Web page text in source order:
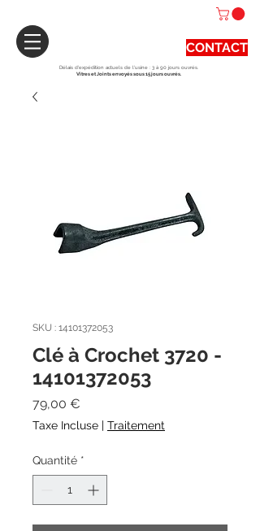
CONTACT
Délais d'expédition actuels de l'usine : 3 à 90 jours ouvrés.
Vitres et Joints envoyés sous 15 jours ouvrés.
SKU : 14101372053
Clé à Crochet 3720 -
14101372053
79,00 €
Taxe Incluse | Traitement
Quantité *